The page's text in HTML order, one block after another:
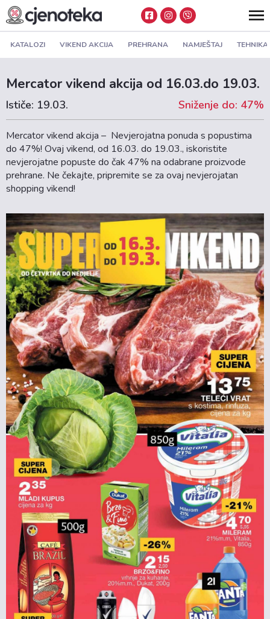
KATALOZI VIKEND AKCIJA PREHRANA NAMJEŠTAJ TEHNIKA
Mercator vikend akcija od 16.03.do 19.03.
Ističe: 19.03. Sniženje do: 47%
Mercator vikend akcija – Nevjerojatna ponuda s popustima
do 47%! Ovaj vikend, od 16.03. do 19.03., iskoristite
nevjerojatne popuste do čak 47% na odabrane proizvode
prehrane. Ne čekajte, pripremite se za ovaj nevjerojatan
shopping vikend!